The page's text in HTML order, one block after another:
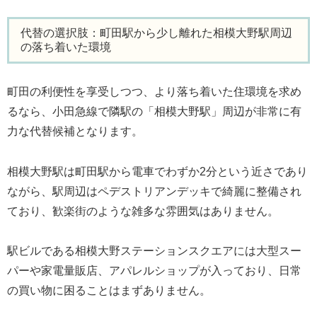
代替の選択肢：町田駅から少し離れた相模大野駅周辺
の落ち着いた環境
町田の利便性を享受しつつ、より落ち着いた住環境を求め
るなら、小田急線で隣駅の「相模大野駅」周辺が非常に有
力な代替候補となります。
相模大野駅は町田駅から電車でわずか2分という近さであり
ながら、駅周辺はペデストリアンデッキで綺麗に整備され
ており、歓楽街のような雑多な雰囲気はありません。
駅ビルである相模大野ステーションスクエアには大型スー
パーや家電量販店、アパレルショップが入っており、日常
の買い物に困ることはまずありません。